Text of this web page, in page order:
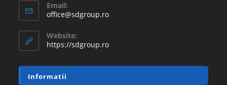
Email:
office@sdgroup.ro
Website:
https://sdgroup.ro
Informatii